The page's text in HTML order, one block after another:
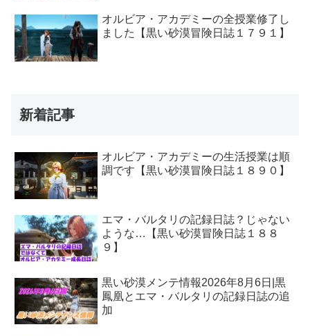
オルビア・アカデミーの全授業修了し
ました【黒い砂漠冒険日誌１７９１】
新着記事
オルビア・アカデミーの生活授業は順
調です【黒い砂漠冒険日誌１８９０】
エマ・バルタリの記録日誌？じゃない
ような…【黒い砂漠冒険日誌１８８
９】
黒い砂漠メンテ情報2026年8月6日|黒
鳳凰とエマ・バルタリの記録日誌の追
加